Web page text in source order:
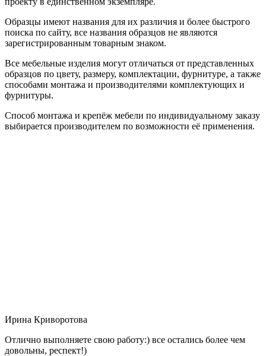
Образцы имеют названия для их различия и более быстрого
поиска по сайту, все названия образцов не являются
зарегистрированным товарным знаком.
Все мебельные изделия могут отличаться от представленных
образцов по цвету, размеру, комплектации, фурнитуре, а также
способами монтажа и производителями комплектующих и
фурнитуры.
Способ монтажа и крепёж мебели по индивидуальному заказу
выбирается производителем по возможности её применения.
Ирина Криворотова
Отлично выполняете свою работу:) все остались более чем
довольны, респект!)